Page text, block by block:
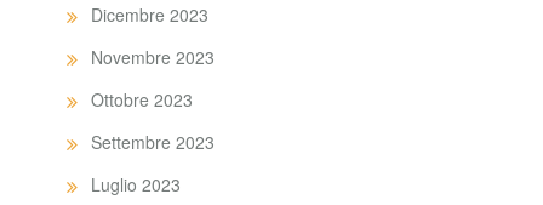
Dicembre 2023
Novembre 2023
Ottobre 2023
Settembre 2023
Luglio 2023